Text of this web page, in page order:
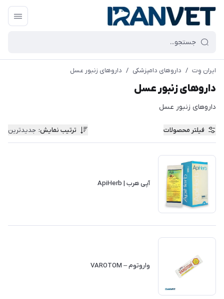
ایران وِت / داروهای دامپزشکی / داروهای زنبور عسل
داروهای زنبور عسل
داروهای زنبور عسل
فیلتر محصولات ترتیب نمایش: جدیدترین
آپی هرب | ApiHerb
واروتوم – VAROTOM